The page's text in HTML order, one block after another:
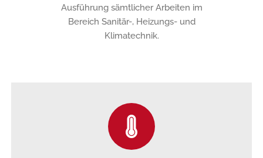
Ausführung sämtlicher Arbeiten im
Bereich Sanitär-, Heizungs- und
Klimatechnik.